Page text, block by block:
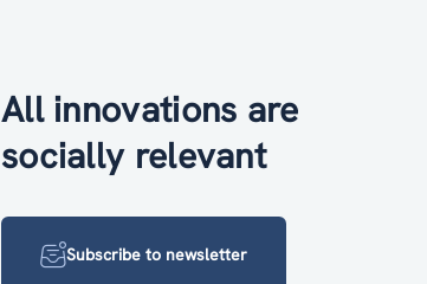
All innovations are
socially relevant
Subscribe to newsletter